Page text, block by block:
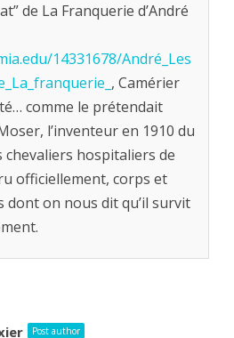
de La Franquerie d’André
14331678/André_Les
, Camérier
comme le prétendait
l’inventeur en 1910 du
hospitaliers de
officiellement, corps et
dont on nous dit qu’il survit
Post author